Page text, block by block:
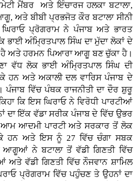
ਮੈਂਬਰ ਅਤੇ ਇੰਚਾਰਜ ਹਲਕਾ ਬਟਾਲਾ,
ਅਤੇ ਬੀਬੀ ਪ੍ਰਭਜੋਤ ਕੌਰ ਬਟਾਲਾ ਸੀਨੀ
ਪ੍ਰੋਗਰਾਮ ਨੇ ਪੰਜਾਬ ਅਤੇ ਭਾਰਤ
ਭਾਈ ਅੰਮ੍ਰਿਤਪਾਲ ਸਿੰਘ ਦਾ ਮੁੱਦਾ ਲੋਕਾਂ ਦੇ
ਹੈ ਅਤੇ ਹਰਮਨ ਪਿਆਰਾ ਆਗੂ ਬਣ ਚੁੱਕਾ ਹੈ।
ਵੱਧ ਲੋਕ ਭਾਈ ਅੰਮ੍ਰਿਤਪਾਲ ਸਿੰਘ ਦੀ
ਹਨ ਅਤੇ ਅਕਾਲੀ ਦਲ ਵਾਰਿਸ ਪੰਜਾਬ ਦੇ
ਪੰਜਾਬ ਵਿੱਚ ਪੰਥਕ ਰਾਜਨੀਤੀ ਦਾ ਦੌਰ ਸ਼ੁਰੂ
ਕਿ ਇਸ ਘਿਰਾਓ ਨੇ ਵਿਰੋਧੀ ਪਾਰਟੀਆਂ
ਦਾ ਇੱਕ ਵੱਡਾ ਸਰੀਕ ਪੰਜਾਬ ਦੇ ਵਿੱਚ ਉਭਰ
ਆਦਮੀ ਪਾਰਟੀ ਅਤੇ ਸਰਕਾਰ ਤੋਂ ਲੋਕ
ਹਨ ਅਤੇ ਇਸ ਨੂੰ 27 ਵਿੱਚ ਚੰਗਾ ਸਬਕ
ਆਗੂਆਂ ਨੇ ਬਟਾਲਾ ਤੋਂ ਵੱਡੀ ਗਿਣਤੀ ਵਿੱਚ
ਅਤੇ ਵੱਡੀ ਗਿਣਤੀ ਵਿੱਚ ਨੌਜਵਾਨ ਸ਼ਾਮਿਲ
ਪ੍ਰੋਗਰਾਮ ਵਿੱਚ ਪਹੁੰਚਣ ਤੇ ਉਹਨਾਂ ਦਾ